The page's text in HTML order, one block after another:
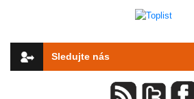
Sledujte nás